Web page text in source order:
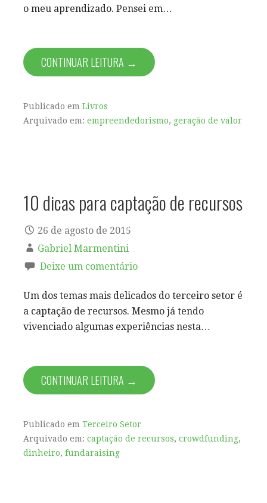
o meu aprendizado. Pensei em…
CONTINUAR LEITURA →
Publicado em Livros
Arquivado em: empreendedorismo, geração de valor
10 dicas para captação de recursos
26 de agosto de 2015
Gabriel Marmentini
Deixe um comentário
Um dos temas mais delicados do terceiro setor é
a captação de recursos. Mesmo já tendo
vivenciado algumas experiências nesta…
CONTINUAR LEITURA →
Publicado em Terceiro Setor
Arquivado em: captação de recursos, crowdfunding,
dinheiro, fundaraising